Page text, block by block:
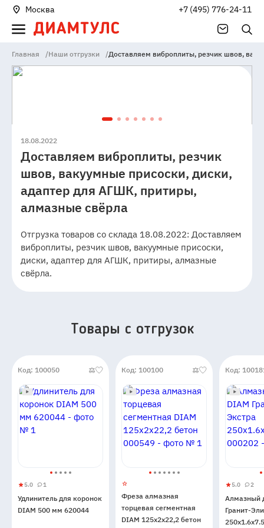
Москва +7 (495) 776-24-11
Главная /Наши отгрузки /Доставляем виброплиты, резчик швов,
18.08.2022
Доставляем виброплиты, резчик
швов, вакуумные присоски, диски,
адаптер для АГШК, притиры,
алмазные свёрла
Отгрузка товаров со склада 18.08.2022: Доставляем
виброплиты, резчик швов, вакуумные присоски,
диски, адаптер для АГШК, притиры, алмазные
свёрла.
Товары c отгрузок
Код: 100050
Удлинитель
для
коронок
5.0
5
1 1
Удлинитель для коронок
DIAM 500 мм 620044
Код: 100100
Фреза алмазная
торцевая сегментная
DIAM 125x2x22,2 бетон
Код:
диск
DIAM
5.0
5
2 2
Алмазный
Гранит-